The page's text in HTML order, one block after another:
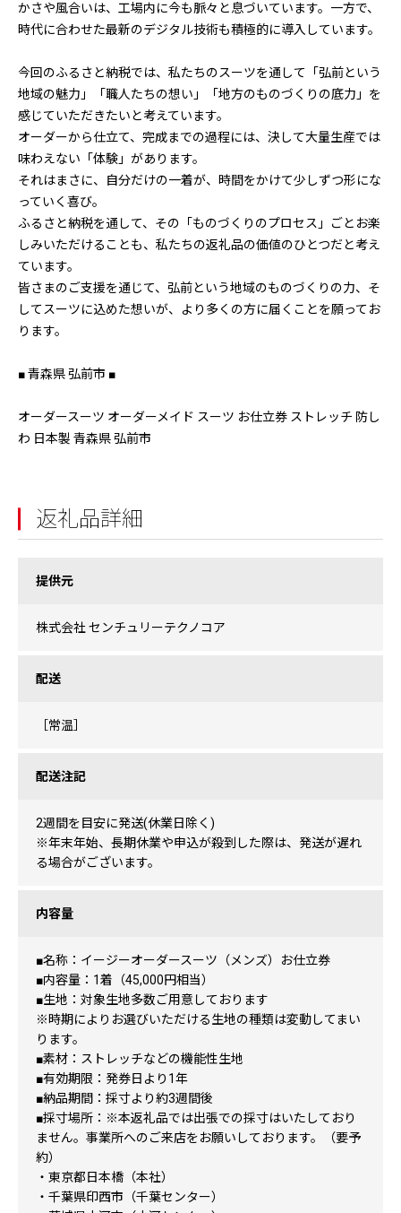
かさや風合いは、工場内に今も脈々と息づいています。一方で、
時代に合わせた最新のデジタル技術も積極的に導入しています。
今回のふるさと納税では、私たちのスーツを通して「弘前という
地域の魅力」「職人たちの想い」「地方のものづくりの底力」を
感じていただきたいと考えています。
オーダーから仕立て、完成までの過程には、決して大量生産では
味わえない「体験」があります。
それはまさに、自分だけの一着が、時間をかけて少しずつ形にな
っていく喜び。
ふるさと納税を通して、その「ものづくりのプロセス」ごとお楽
しみいただけることも、私たちの返礼品の価値のひとつだと考え
ています。
皆さまのご支援を通じて、弘前という地域のものづくりの力、そ
してスーツに込めた想いが、より多くの方に届くことを願ってお
ります。
■ 青森県 弘前市 ■
オーダースーツ オーダーメイド スーツ お仕立券 ストレッチ 防し
わ 日本製 青森県 弘前市
返礼品詳細
提供元
株式会社 センチュリーテクノコア
配送
［常温］
配送注記
2週間を目安に発送(休業日除く)
※年末年始、長期休業や申込が殺到した際は、発送が遅れ
る場合がございます。
内容量
■名称：イージーオーダースーツ（メンズ）お仕立券
■内容量：1着（45,000円相当）
■生地：対象生地多数ご用意しております
※時期によりお選びいただける生地の種類は変動してまい
ります。
■素材：ストレッチなどの機能性生地
■有効期限：発券日より1年
■納品期間：採寸より約3週間後
■採寸場所：※本返礼品では出張での採寸はいたしており
ません。事業所へのご来店をお願いしております。（要予
約）
・東京都日本橋（本社）
・千葉県印西市（千葉センター）